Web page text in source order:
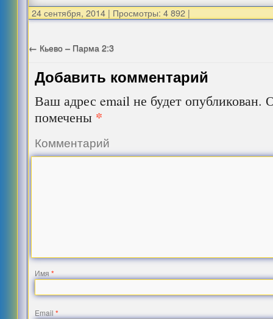
24 сентября, 2014 | Просмотры: 4 892 |
← Кьево – Парма 2:3
Добавить комментарий
Ваш адрес email не будет опубликован.
помечены *
Комментарий
Имя*
Email*